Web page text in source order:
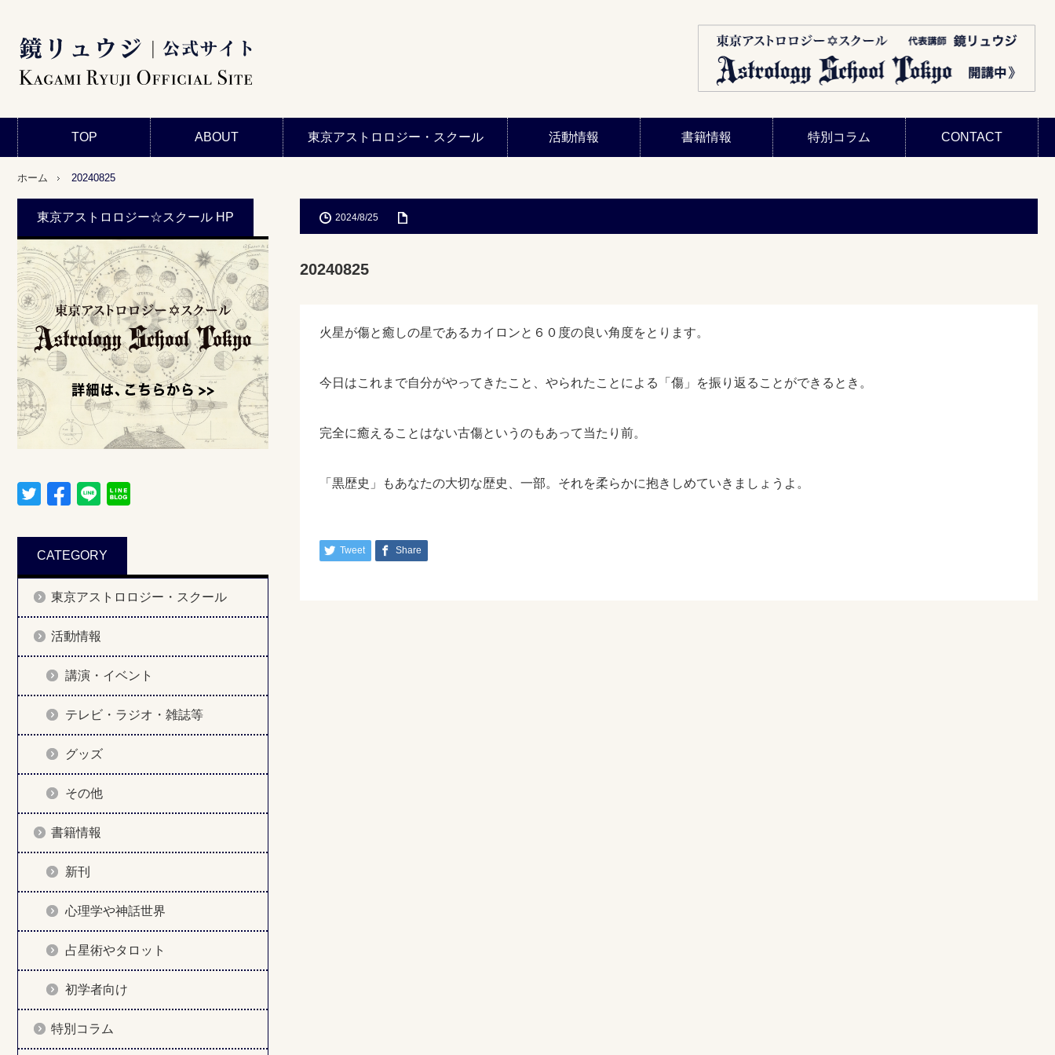
TOP ABOUT 東京アストロロジー・スクール 活動情報 書籍情報 特別コラム CONTACT
ホーム 20240825
2024/8/25
20240825
火星が傷と癒しの星であるカイロンと６０度の良い角度をとります。
今日はこれまで自分がやってきたこと、やられたことによる「傷」を振り返ることができるとき。
完全に癒えることはない古傷というのもあって当たり前。
「黒歴史」もあなたの大切な歴史、一部。それを柔らかに抱きしめていきましょうよ。
Tweet Share
東京アストロロジー☆スクール HP
CATEGORY
東京アストロロジー・スクール
活動情報
講演・イベント
テレビ・ラジオ・雑誌等
グッズ
その他
書籍情報
新刊
心理学や神話世界
占星術やタロット
初学者向け
特別コラム